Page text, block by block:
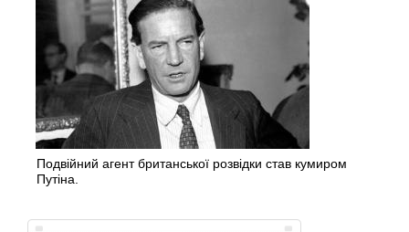
Подвійний агент британської розвідки став кумиром
Путіна.